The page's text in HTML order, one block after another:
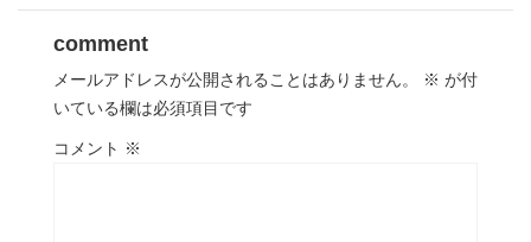
comment
メールアドレスが公開されることはありません。 ※ が付
いている欄は必須項目です
コメント ※